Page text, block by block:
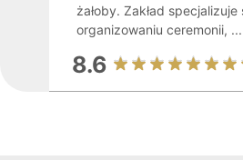
żałoby. Zakład specjalizuje
organizowaniu ceremonii, ...
8.6